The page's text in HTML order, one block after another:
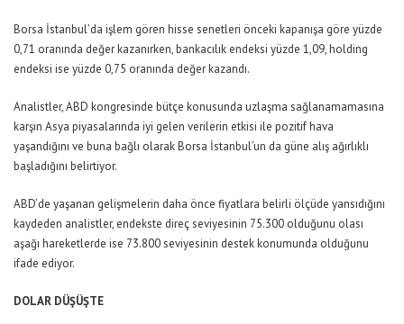
Borsa İstanbul’da işlem gören hisse senetleri önceki kapanışa göre yüzde
0,71 oranında değer kazanırken, bankacılık endeksi yüzde 1,09, holding
endeksi ise yüzde 0,75 oranında değer kazandı.
Analistler, ABD kongresinde bütçe konusunda uzlaşma sağlanamamasına
karşın Asya piyasalarında iyi gelen verilerin etkisi ile pozitif hava
yaşandığını ve buna bağlı olarak Borsa İstanbul’un da güne alış ağırlıklı
başladığını belirtiyor.
ABD’de yaşanan gelişmelerin daha önce fiyatlara belirli ölçüde yansıdığını
kaydeden analistler, endekste direç seviyesinin 75.300 olduğunu olası
aşağı hareketlerde ise 73.800 seviyesinin destek konumunda olduğunu
ifade ediyor.
DOLAR DÜŞÜŞTE